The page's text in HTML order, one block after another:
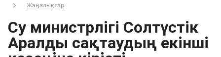
Жаңалықтар
Су министрлігі Солтүстік
Аралды сақтаудың екінші